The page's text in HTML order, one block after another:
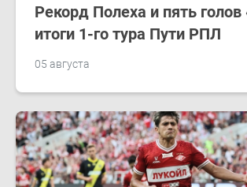
05 августа
Рекорд Полеха и пять
итоги 1-го тура Пути РПЛ